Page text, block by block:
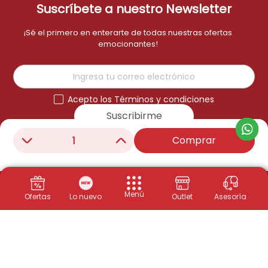
Ofertas Lo nuevo Menú Outlet Asesoría
＋
－ Comprar
Suscríbete a nuestro Newsletter
¡Sé el primero en enterarte de todas nuestras ofertas
emocionantes!
Acepto los Términos y condiciones
Suscribirme